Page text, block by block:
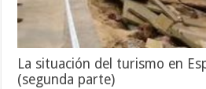
La situación del turismo en
(segunda parte)